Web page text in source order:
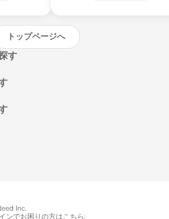
トップページへ
す
ンでお困りの方はこちら